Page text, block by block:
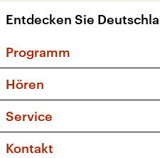
Entdecken Sie
Programm
Sendungen und
Musikliste
Kakadu – Das
Hören
Frequenzen (UKW +
Service
FAQ
Kontakt